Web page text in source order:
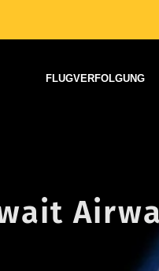
FLUGVERFOLGUNG